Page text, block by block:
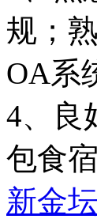
规；
OA系
4、良
包食宿
新金